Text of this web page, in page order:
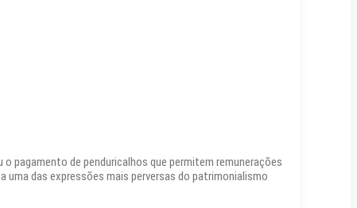
pagamento de penduricalhos que permitem remunerações
das expressões mais perversas do patrimonialismo